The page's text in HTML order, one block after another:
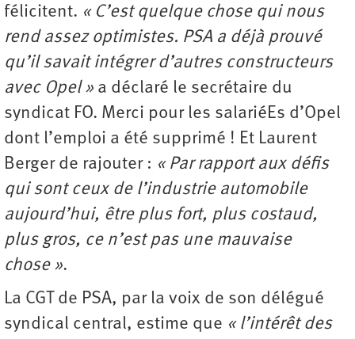
félicitent. « C’est quelque chose qui nous
rend assez optimistes. PSA a déjà prouvé
qu’il savait intégrer d’autres constructeurs
avec Opel » a déclaré le secrétaire du
syndicat FO. Merci pour les salariéEs d’Opel
dont l’emploi a été supprimé ! Et Laurent
Berger de rajouter : « Par rapport aux défis
qui sont ceux de l’industrie automobile
aujourd’hui, être plus fort, plus costaud,
plus gros, ce n’est pas une mauvaise
chose ».
La CGT de PSA, par la voix de son délégué
syndical central, estime que « l’intérêt des